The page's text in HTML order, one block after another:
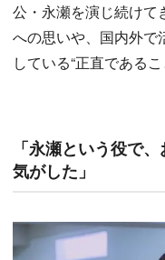
公・永瀬を演じ続けて
への思いや、国内外で
している“正直である
「永瀬という役で
気がした」